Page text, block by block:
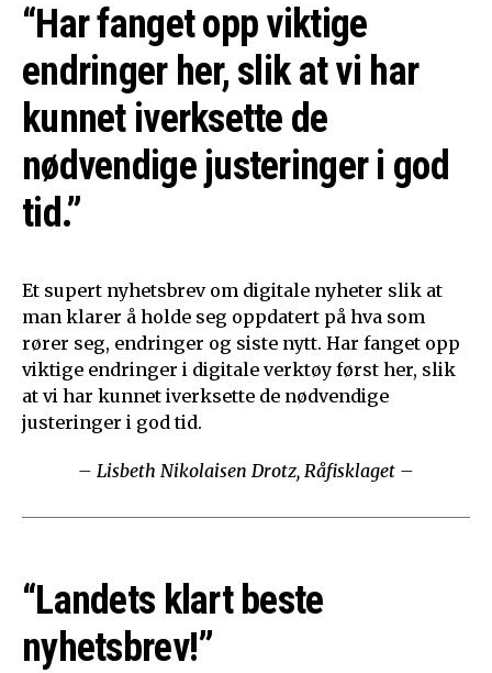
“Har fanget opp viktige
endringer her, slik at vi har
kunnet iverksette de
nødvendige justeringer i god
tid.”
Et supert nyhetsbrev om digitale nyheter slik at
man klarer å holde seg oppdatert på hva som
rører seg, endringer og siste nytt. Har fanget opp
viktige endringer i digitale verktøy først her, slik
at vi har kunnet iverksette de nødvendige
justeringer i god tid.
– Lisbeth Nikolaisen Drotz, Råfisklaget –
“Landets klart beste
nyhetsbrev!”